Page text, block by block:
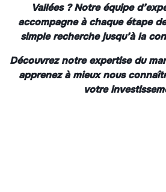
Vallées ? Notre équipe
accompagne à chaque étape
simple recherche jusqu’à la
Découvrez notre expertise du
apprenez à mieux nous
votre